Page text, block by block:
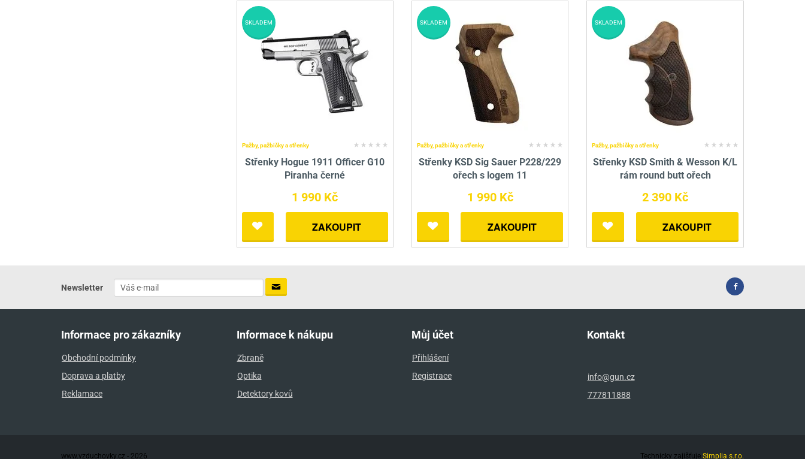
Pažby, pažbičky a střenky
Střenky Hogue 1911 Officer G10
Piranha černé
1 990 Kč
ZAKOUPIT
SKLADEM
Pažby, pažbičky a střenky
Střenky KSD Sig Sauer P228/229
ořech s logem 11
1 990 Kč
ZAKOUPIT
SKLADEM
Pažby, pažbičky a střenky
Střenky KSD Smith & Wesson K/L
rám round butt ořech
2 390 Kč
ZAKOUPIT
SKLADEM
Newsletter
Informace pro zákazníky
Obchodní podmínky
Doprava a platby
Reklamace
Informace k nákupu
Zbraně
Optika
Detektory kovů
Můj účet
Přihlášení
Registrace
Kontakt
info@gun.cz
777811888
Technicky zajišťuje Simplia s.r.o.
www.vzduchovky.cz - 2026